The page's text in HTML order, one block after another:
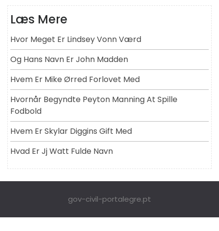
Læs Mere
Hvor Meget Er Lindsey Vonn Værd
Og Hans Navn Er John Madden
Hvem Er Mike Ørred Forlovet Med
Hvornår Begyndte Peyton Manning At Spille
Fodbold
Hvem Er Skylar Diggins Gift Med
Hvad Er Jj Watt Fulde Navn
gov-civil-portalegre.pt